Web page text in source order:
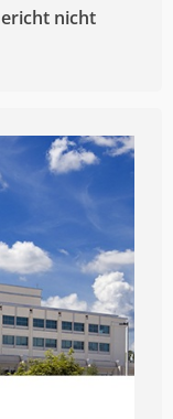
nicht